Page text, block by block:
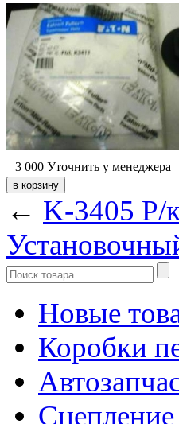
3 000 Уточнить у менеджера
← K-3405 Р/
Новые
Коробки